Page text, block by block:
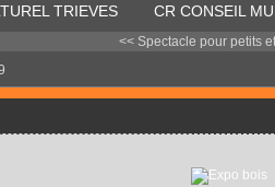
TRIEVES
CR CONSEIL
<< Spectacle pour petits